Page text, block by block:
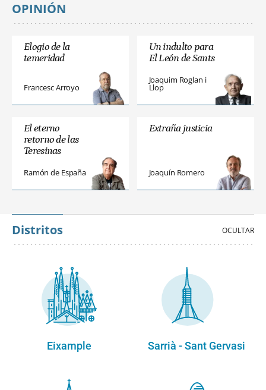
OPINIÓN
Elogio de la
temeridad
Francesc Arroyo
Un indulto para
El León de Sants
Joaquim Roglan i
Llop
El eterno
retorno de las
Teresinas
Ramón de España
Extraña justicia
Joaquín Romero
Distritos
Eixample Sarrià - Sant Gervasi